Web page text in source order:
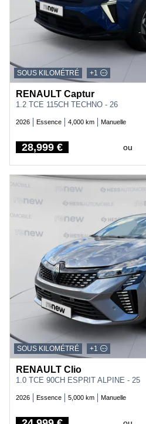
SOUS KILOMÉTRÉ +1
RENAULT Captur
1.2 TCE 115CH TECHNO - 26
2026 Essence 4,000 km Manuelle
Price
28,999 € ou
SOUS KILOMÉTRÉ +1
RENAULT Clio
1.0 TCE 90CH ESPRIT ALPINE - 25
2026 Essence 5,000 km Manuelle